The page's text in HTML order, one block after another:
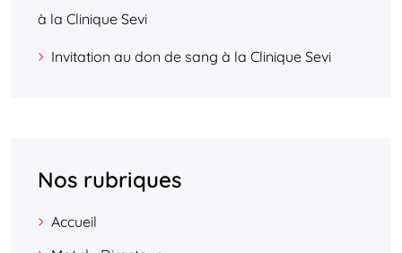
à la Clinique Sevi
Invitation au don de sang à la Clinique Sevi
Nos rubriques
Accueil